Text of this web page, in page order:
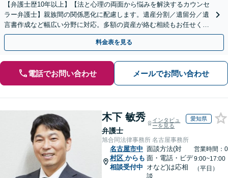
【弁護士歴10年以上】【法と心理の両面から悩みを解決するカウンセ
ラー弁護士】親族間の関係悪化に配慮します。遺産分割／遺留分／遺
言書作成など幅広い分野に対応。多額の資産が絡む相続もお任せくだ
さい。【夜間・休日の相談可能】【駐車場完備】
料金表を見る
電話でお問い合わせ メールでお問い合わせ
木下 敏秀
弁護士
インタビュ
ーを見る
愛知県
旭合同法律事務所 名古屋事務所
名古屋市中
村区 からも
相談受付中
面談方法(対
面・電話・ビデ
オなど)は応相
談
営業時間：0
9:00~17:00
（平日）